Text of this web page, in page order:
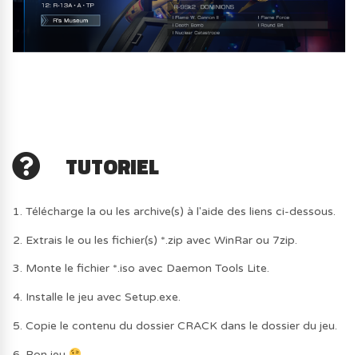
TUTORIEL
1. Télécharge la ou les archive(s) à l'aide des liens ci-dessous.
2. Extrais le ou les fichier(s) *.zip avec WinRar ou 7zip.
3. Monte le fichier *.iso avec Daemon Tools Lite.
4. Installe le jeu avec Setup.exe.
5. Copie le contenu du dossier CRACK dans le dossier du jeu.